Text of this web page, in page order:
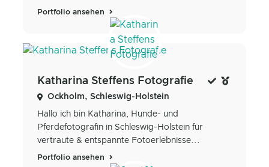
Portfolio ansehen
Katharina Steffens Fotografie
Ockholm, Schleswig-Holstein
Hallo ich bin Katharina, Hunde- und
Pferdefotografin in Schleswig-Holstein für
vertraute & entspannte Fotoerlebnisse...
Portfolio ansehen